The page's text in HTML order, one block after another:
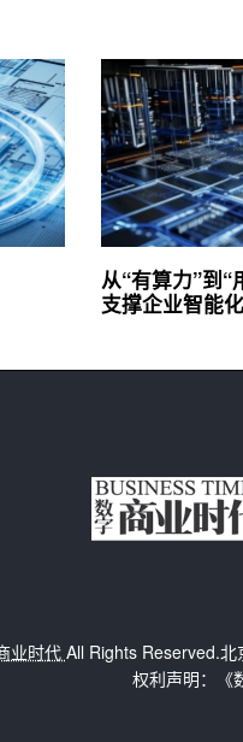
从“有算力”到“
支撑企业智能
业时代 All Rights Reserved.
权利声明：《